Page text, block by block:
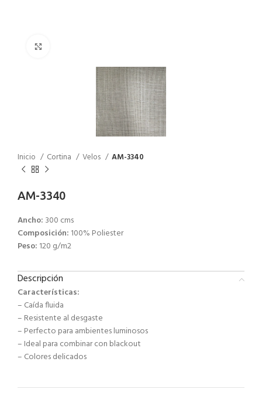
Inicio Cortina Velos AM-3340
AM-3340
Ancho: 300 cms
Composición: 100% Poliester
Peso: 120 g/m2
Descripción
Características:
– Caída fluida
– Resistente al desgaste
– Perfecto para ambientes luminosos
– Ideal para combinar con blackout
– Colores delicados